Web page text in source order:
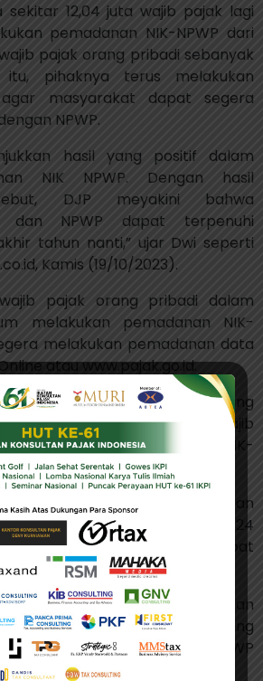
sekitar 12,04 juta wajib pajak lagi
pemadanan NIK-NPWP dari
pajak orang pribadi sebanyak
itu, pihaknya terus melakukan
masyarakat dapat segera
NPWP.
hasil yang positif dalam
NIK NPWP. Dengan hasil
DJP meyakini bahwa
dan NPWP dapat terpenuhi
tahun nanti,” ujar Dwi seperti
Kamis (19/10/2023).
pajak orang pribadi dalam
melakukan pemadanan NIK-
melakukan pemadanan data
atau www.pajak.go.id.
Ahli Menteri Keuangan Bidang
Arsal juga mengimbau wajib
melakukan pemadanan NIK-
wajib pajak tidak melakukan
maka pada awal tahun 2024
dikhawatirkan tidak dapat
perpajakan secara maksimal.
Januari 2024, seluruh layanan
dan layanan lain yang
sudah menggunakan NPWP